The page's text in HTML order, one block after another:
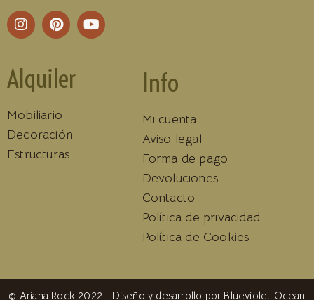
Alquiler
Mobiliario
Decoración
Estructuras
Info
Mi cuenta
Aviso legal
Forma de pago
Devoluciones
Contacto
Política de privacidad
Política de Cookies
© Ariana Rock 2022 | Diseño y desarrollo por Blueviolet Ocean